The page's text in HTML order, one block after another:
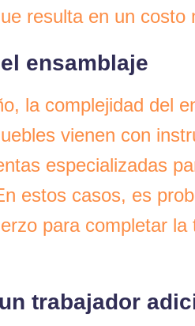
resulta en un costo
ensamblaje
la complejidad del
vienen con
especializadas
estos casos, es
para completar
trabajador